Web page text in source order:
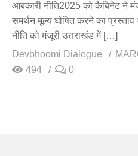
आबकारी नीति2025 को कैबिनेट ने
समर्थन मूल्य घोषित करने का
नीति को मंजूरी उत्तराखंड में […]
Devbhoomi Dialogue
494
0